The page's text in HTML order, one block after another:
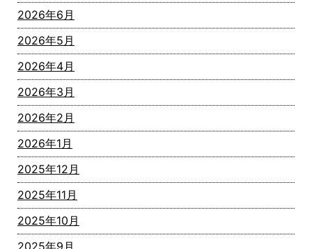
2026年6月
2026年5月
2026年4月
2026年3月
2026年2月
2026年1月
2025年12月
2025年11月
2025年10月
2025年9月